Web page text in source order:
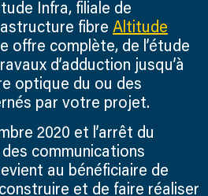
Infra, filiale de
fibre Altitude
offre complète, de l’étude
d’adduction jusqu’à
optique du ou des
par votre projet.
2020 et l’arrêt du
communications
au bénéficiaire de
et de faire réaliser